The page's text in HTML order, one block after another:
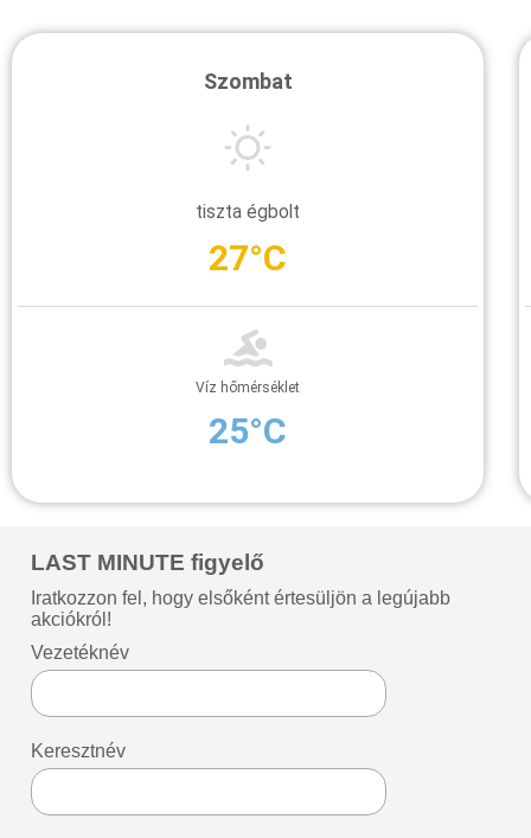
Szombat
tiszta égbolt
27°C
Víz hőmérséklet
25°C
LAST MINUTE figyelő
Iratkozzon fel, hogy elsőként értesüljön a legújabb
akciókról!
Vezetéknév
Keresztnév